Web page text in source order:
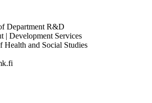
Department R&D
| Development Services
and Social Studies